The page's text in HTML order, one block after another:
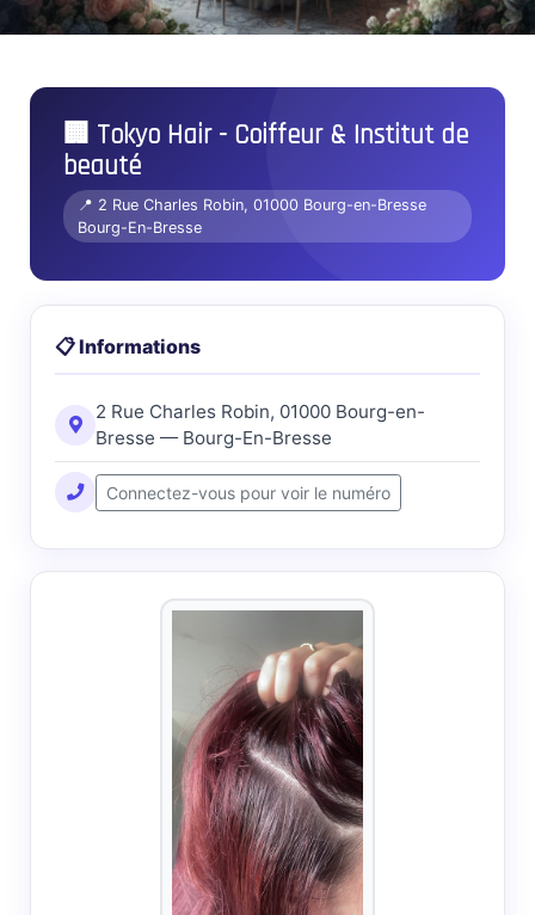
🏢 Tokyo Hair - Coiffeur & Institut de
beauté
📍 2 Rue Charles Robin, 01000 Bourg-en-Bresse
Bourg-En-Bresse
📋 Informations
2 Rue Charles Robin, 01000 Bourg-en-
Bresse — Bourg-En-Bresse
Connectez-vous pour voir le numéro